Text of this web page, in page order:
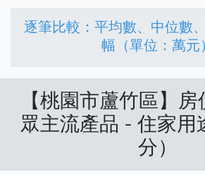
逐筆比較：平均數、中位數
幅（單位：萬元）
【桃園市蘆竹區】
眾主流產品 - 住家用
分）